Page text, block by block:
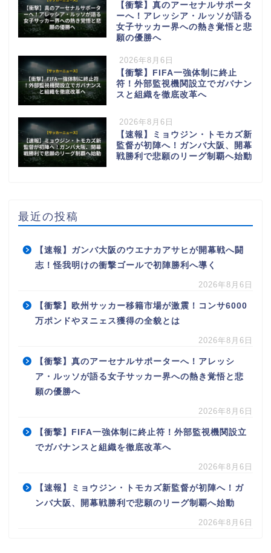
【衝撃】真のアーセナルサポータ
ーへ！アレッシア・ルッソが語る
女子サッカー界への熱き覚悟と悲
願の優勝へ
2026年8月6日
【衝撃】FIFA一強体制に終止
符！外部監視機関設立でガバナン
スと組織を徹底改革へ
2026年8月6日
【速報】ミョウジン・トモカズ新
監督が初陣へ！ガンバ大阪、開幕
戦勝利で悲願のリーグ制覇へ始動
最近の投稿
【速報】ガンバ大阪のウエナカアサヒが開幕戦へ闘
志！怪我明けの衝撃ゴールで初陣勝利へ導く
2026年8月6日
【衝撃】欧州サッカー移籍市場が激震！コンサ6000
万ポンドやヌニェス獲得の全貌とは
2026年8月6日
【衝撃】真のアーセナルサポーターへ！アレッシ
ア・ルッソが語る女子サッカー界への熱き覚悟と悲
願の優勝へ
2026年8月6日
【衝撃】FIFA一強体制に終止符！外部監視機関設立
でガバナンスと組織を徹底改革へ
2026年8月6日
【速報】ミョウジン・トモカズ新監督が初陣へ！ガ
ンバ大阪、開幕戦勝利で悲願のリーグ制覇へ始動
2026年8月6日